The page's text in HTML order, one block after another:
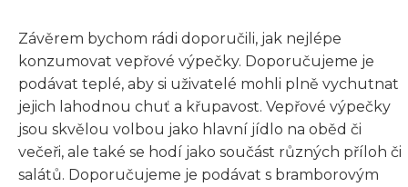
Závěrem bychom rádi doporučili, jak nejlépe
konzumovat vepřové výpečky. Doporučujeme je
podávat teplé, aby si uživatelé mohli plně vychutnat
jejich lahodnou chuť a křupavost. Vepřové výpečky
jsou skvělou volbou jako hlavní jídlo na oběd či
večeři, ale také se hodí jako součást různých příloh či
salátů. Doporučujeme je podávat s bramborovým